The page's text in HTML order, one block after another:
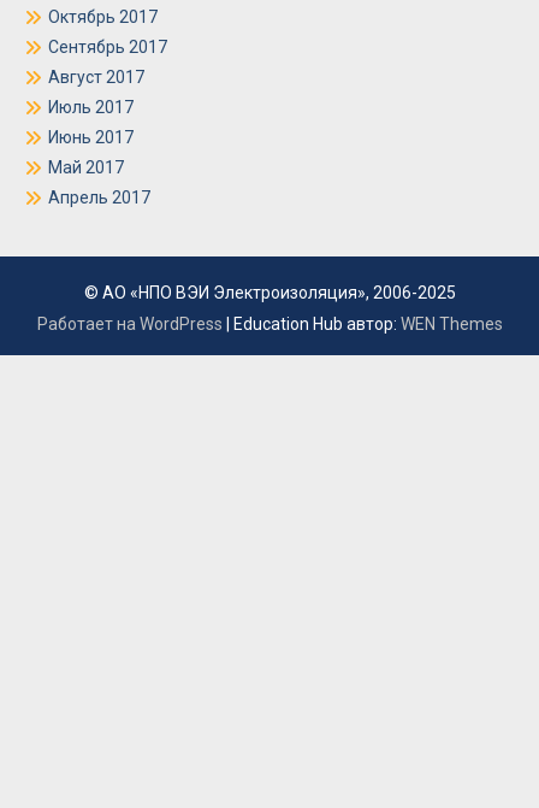
Октябрь 2017
Сентябрь 2017
Август 2017
Июль 2017
Июнь 2017
Май 2017
Апрель 2017
© АО «НПО ВЭИ Электроизоляция», 2006-2025
Работает на WordPress
Education Hub автор: WEN Themes